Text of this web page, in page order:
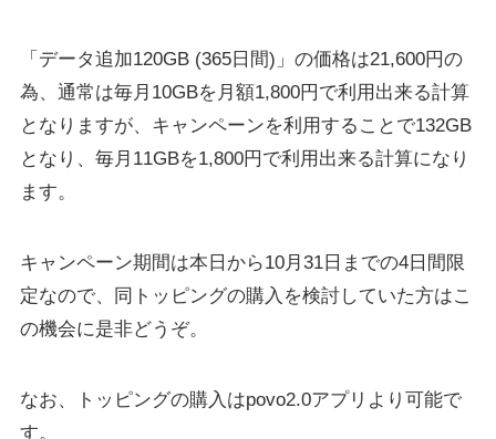
「データ追加120GB (365日間)」の価格は21,600円の
為、通常は毎月10GBを月額1,800円で利用出来る計算
となりますが、キャンペーンを利用することで132GB
となり、毎月11GBを1,800円で利用出来る計算になり
ます。
キャンペーン期間は本日から10月31日までの4日間限
定なので、同トッピングの購入を検討していた方はこ
の機会に是非どうぞ。
なお、トッピングの購入はpovo2.0アプリより可能で
す。